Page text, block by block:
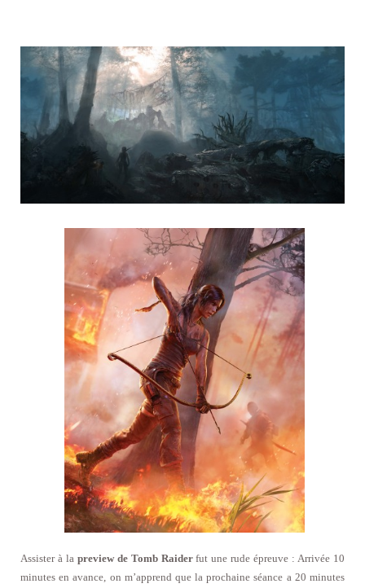
Assister à la preview de Tomb Raiderfut une rude épreuve : Arrivée 10
minutes en avance, on m’apprend que la prochaine séance a 20 minutes